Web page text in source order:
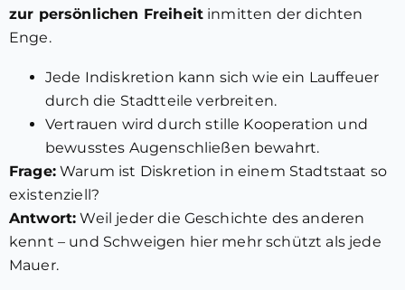
zur persönlichen Freiheit inmitten der dichten
Enge.
Jede Indiskretion kann sich wie ein Lauffeuer
durch die Stadtteile verbreiten.
Vertrauen wird durch stille Kooperation und
bewusstes Augenschließen bewahrt.
Frage:Warum ist Diskretion in einem Stadtstaat so
existenziell?
Antwort: Weil jeder die Geschichte des anderen
kennt – und Schweigen hier mehr schützt als jede
Mauer.